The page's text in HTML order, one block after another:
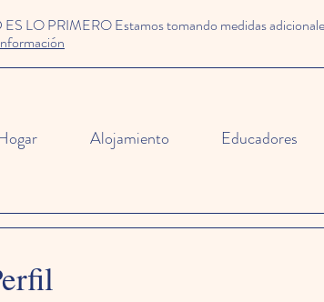
LO PRIMERO Estamos tomando medidas
Alojamiento Educadores